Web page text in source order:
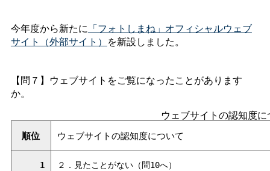
今年度から新たに 「フォトしまね」オフィシャルウェブ
サイト（外部サイト） を新設しました。
【問７】ウェブサイトをご覧になったことがあります
か。
ウェブサイトの認知度
順位 ウェブサイトの認知度について
1 ２．見たことがない（問10へ）